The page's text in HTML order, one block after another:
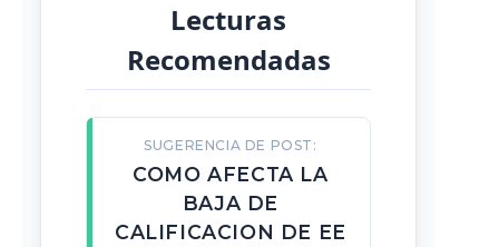
Lecturas
Recomendadas
SUGERENCIA DE POST:
COMO AFECTA LA
BAJA DE
CALIFICACION DE EE